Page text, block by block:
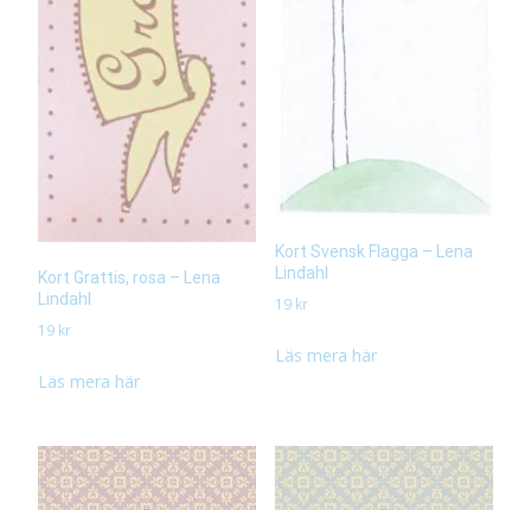
Kort Grattis, rosa – Lena
Lindahl
19 kr
Läs mera här
Kort Svensk Flagga – Lena
Lindahl
19 kr
Läs mera här